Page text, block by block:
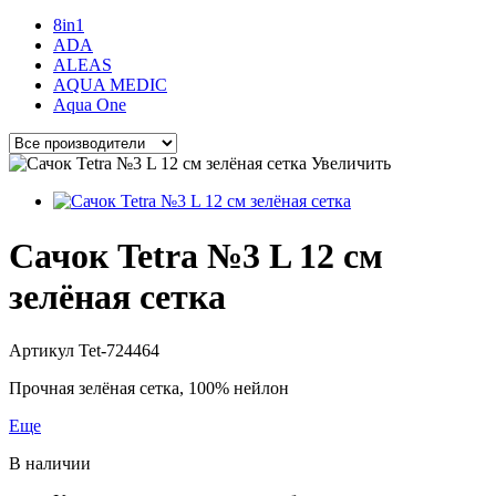
8in1
ADA
ALEAS
AQUA MEDIC
Aqua One
Увеличить
Сачок Tetra №3 L 12 см
зелёная сетка
Артикул Tet-724464
Прочная зелёная сетка, 100% нейлон
Еще
В наличии